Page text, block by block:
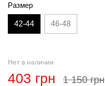
Размер
42-44 46-48
Нет в наличии
403 грн 1 150 грн